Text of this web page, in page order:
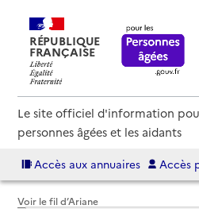
RÉPUBLIQUE
FRANÇAISE
Le site officiel d'information
personnes âgées et les aidants
Accès aux annuaires Accès
Voir le fil d’Ariane